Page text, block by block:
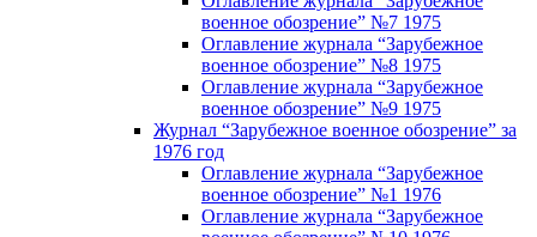
военное обозрение” №7 1975
Оглавление журнала “Зарубежное
военное обозрение” №8 1975
Оглавление журнала “Зарубежное
военное обозрение” №9 1975
Журнал “Зарубежное военное обозрение” за
1976 год
Оглавление журнала “Зарубежное
военное обозрение” №1 1976
Оглавление журнала “Зарубежное